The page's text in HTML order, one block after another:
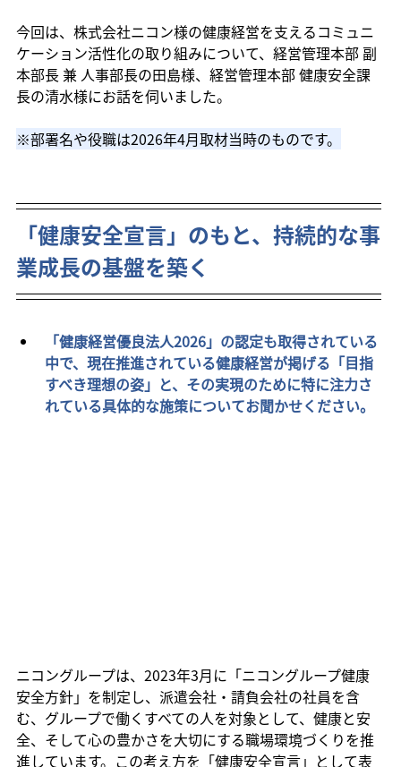
今回は、株式会社ニコン様の健康経営を支えるコミュニ
ケーション活性化の取り組みについて、経営管理本部 副
本部長 兼 人事部長の田島様、経営管理本部 健康安全課
長の清水様にお話を伺いました。
※部署名や役職は2026年4月取材当時のものです。
「健康安全宣言」のもと、持続的な事
業成長の基盤を築く
「健康経営優良法人2026」の認定も取得されている
中で、現在推進されている健康経営が掲げる「目指
すべき理想の姿」と、その実現のために特に注力さ
れている具体的な施策についてお聞かせください。
ニコングループは、2023年3月に「ニコングループ健康
安全方針」を制定し、派遣会社・請負会社の社員を含
む、グループで働くすべての人を対象として、健康と安
全、そして心の豊かさを大切にする職場環境づくりを推
進しています。この考え方を「健康安全宣言」として表